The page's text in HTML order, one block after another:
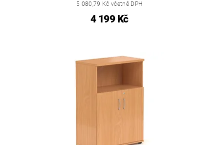
5 080,79 Kč včetně DPH
4 199 Kč